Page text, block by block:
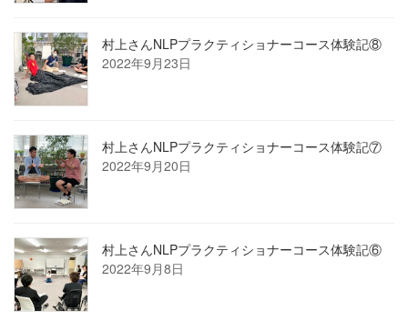
村上さんNLPプラクティショナーコース体験記⑧
2022年9月23日
村上さんNLPプラクティショナーコース体験記⑦
2022年9月20日
村上さんNLPプラクティショナーコース体験記⑥
2022年9月8日